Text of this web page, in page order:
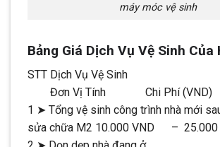
máy móc vệ sinh
Bảng Giá Dịch Vụ Vệ Sinh Của
STT Dịch Vụ
Đơn Vị Tính Chi Phí (VND)
1 ➤ Tổng vệ sinh công trình nhà mới
sửa chữa M2 10.000 VND – 25.000